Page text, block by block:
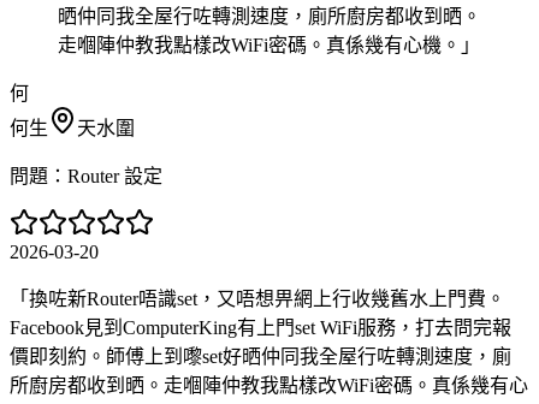
晒仲同我全屋行咗轉測速度，廁所廚房都收到晒。
走嗰陣仲教我點樣改WiFi密碼。真係幾有心機。 」
何
何生
天水圍
問題： Router 設定
2026-03-20
「 換咗新Router唔識set，又唔想畀網上行收幾舊水上門費。
Facebook見到ComputerKing有上門set WiFi服務，打去問完報
價即刻約。師傅上到嚟set好晒仲同我全屋行咗轉測速度，廁
所廚房都收到晒。走嗰陣仲教我點樣改WiFi密碼。真係幾有心